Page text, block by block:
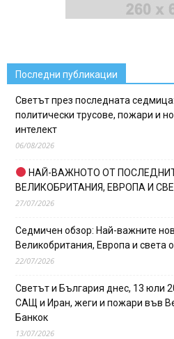
Последни публикации
Светът през последната
политически трусове, пожари и
интелект
06/08/2026
НАЙ-ВАЖНОТО ОТ
ВЕЛИКОБРИТАНИЯ, ЕВРОПА И
27/07/2026
Седмичен обзор: Най-важните
Великобритания, Европа и света
22/07/2026
Светът и България днес, 13 юли
САЩ и Иран, жеги и пожари във
Банкок
13/07/2026